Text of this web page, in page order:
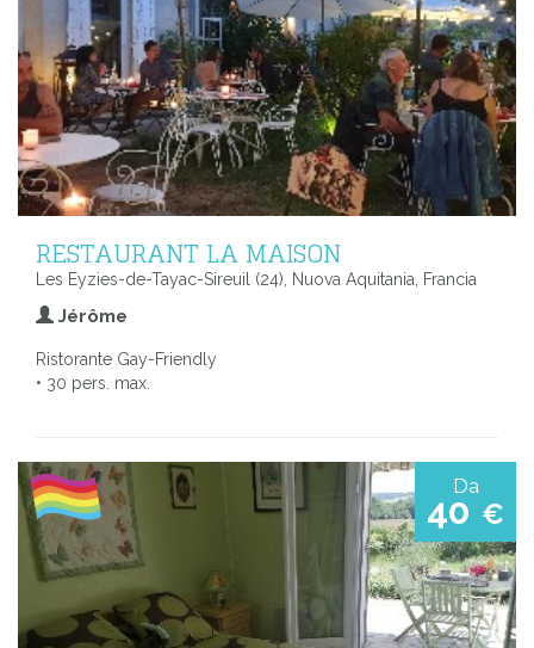
RESTAURANT LA MAISON
Les Eyzies-de-Tayac-Sireuil (24), Nuova Aquitania, Francia
Jérôme
Ristorante Gay-Friendly
• 30 pers. max.
Da
40 €